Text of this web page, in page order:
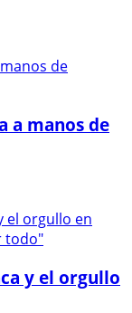
a manos de
y el orgullo